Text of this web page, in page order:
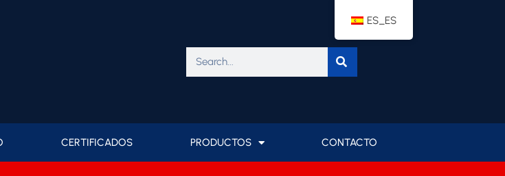
Buscar
CERTIFICADOS PRODUCTOS CONTACTO
ES_ES